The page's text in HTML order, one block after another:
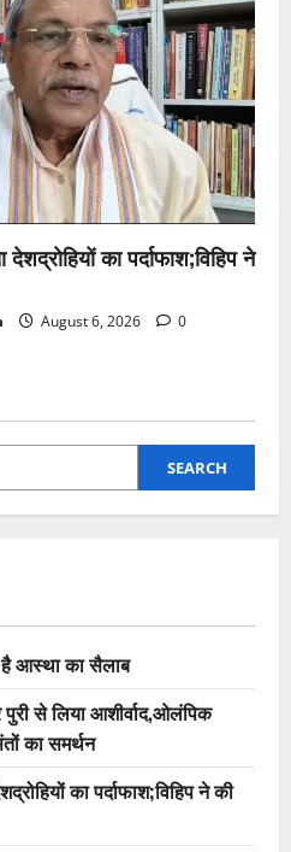
का पर्दाफाश;विहिप ने
August 6, 2026 0
SEARCH
है आस्था का सैलाब
पुरी से लिया आशीर्वाद,ओलंपिक
का समर्थन
का पर्दाफाश;विहिप ने की